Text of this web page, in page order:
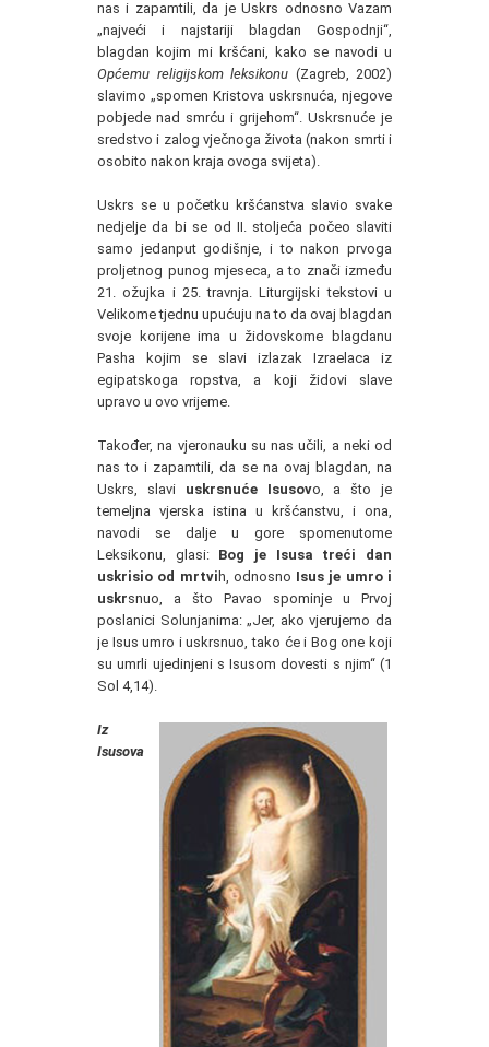
nas i zapamtili, da je Uskrs odnosno Vazam
„najveći i najstariji blagdan Gospodnji“,
blagdan kojim mi kršćani, kako se navodi u
Općemu religijskom leksikonu (Zagreb, 2002)
slavimo „spomen Kristova uskrsnuća, njegove
pobjede nad smrću i grijehom“. Uskrsnuće je
sredstvo i zalog vječnoga života (nakon smrti i
osobito nakon kraja ovoga svijeta).
Uskrs se u početku kršćanstva slavio svake
nedjelje da bi se od II. stoljeća počeo slaviti
samo jedanput godišnje, i to nakon prvoga
proljetnog punog mjeseca, a to znači između
21. ožujka i 25. travnja. Liturgijski tekstovi u
Velikome tjednu upućuju na to da ovaj blagdan
svoje korijene ima u židovskome blagdanu
Pasha kojim se slavi izlazak Izraelaca iz
egipatskoga ropstva, a koji židovi slave
upravo u ovo vrijeme.
Također, na vjeronauku su nas učili, a neki od
nas to i zapamtili, da se na ovaj blagdan, na
Uskrs, slavi uskrsnuće Isusovo, a što je
temeljna vjerska istina u kršćanstvu, i ona,
navodi se dalje u gore spomenutome
Leksikonu, glasi: Bog je Isusa treći dan
uskrisio od mrtvi h, odnosno Isus je umro i
uskrsnuo, a što Pavao spominje u Prvoj
poslanici Solunjanima: „Jer, ako vjerujemo da
je Isus umro i uskrsnuo, tako će i Bog one koji
su umrli ujedinjeni s Isusom dovesti s njim“ (1
Sol 4,14).
Iz
Isusova